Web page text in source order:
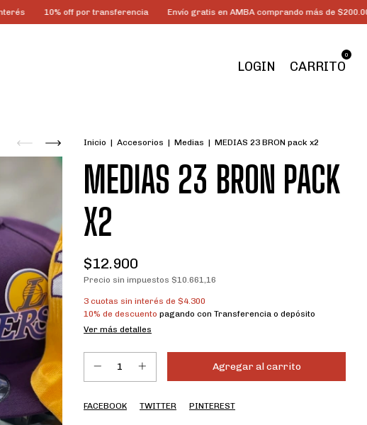
10% off por transferencia Envío gratis en AMBA comprando más de $200.000 3
LOGIN CARRITO
0
Inicio | Accesorios | Medias | MEDIAS 23 BRON pack x2
MEDIAS 23 BRON PACK
X2
$12.900
Precio sin impuestos $10.661,16
3 cuotas sin interés de $4.300
10% de descuento pagando con Transferencia o depósito
Ver más detalles
FACEBOOK TWITTER PINTEREST